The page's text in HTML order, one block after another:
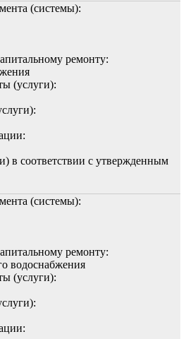
(системы):
ремонту:
(услуги):
в соответствии с утвержденным
(системы):
ремонту:
водоснабжения
(услуги):